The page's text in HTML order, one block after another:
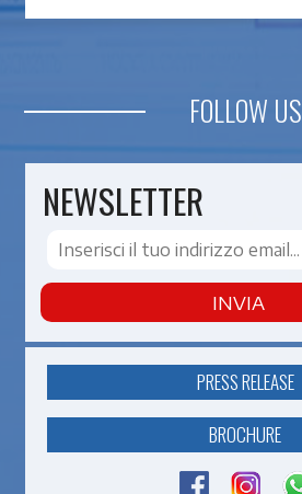
FOLLOW US
NEWSLETTER
INVIA
PRESS RELEASE
BROCHURE